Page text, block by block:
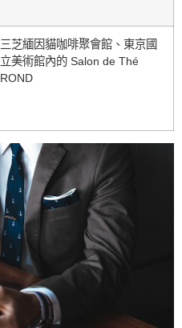
三芝緬因貓咖啡聚會館、東京國
立美術館內的 Salon de Thé
ROND